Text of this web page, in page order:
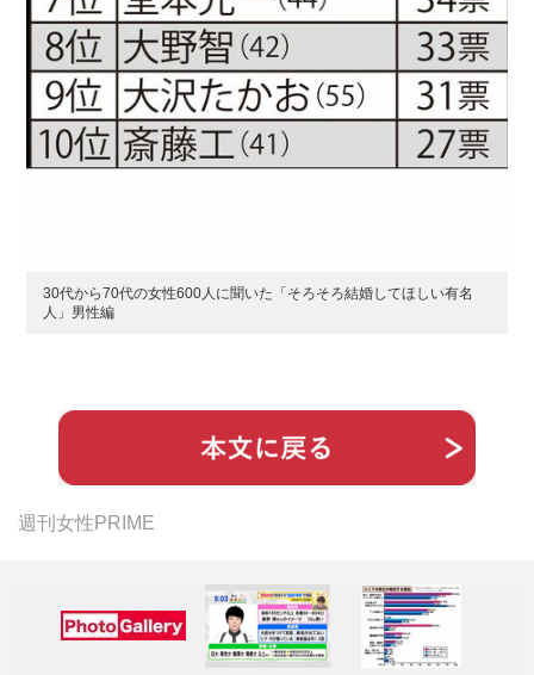
30代から70代の女性600人に聞いた「そろそろ結婚してほしい有名
人」男性編
週刊女性PRIME